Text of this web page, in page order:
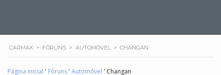
CARMAX > FÓRUNS > AUTOMÓVEL > CHANGAN
Página inicial ' Fóruns ' Automóvel ' Changan